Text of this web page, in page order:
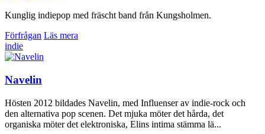
Kunglig indiepop med fräscht band från Kungsholmen.
Förfrågan Läs mera
indie
Navelin
Hösten 2012 bildades Navelin, med Influenser av indie-rock och
den alternativa pop scenen. Det mjuka möter det hårda, det
organiska möter det elektroniska, Elins intima stämma lä...